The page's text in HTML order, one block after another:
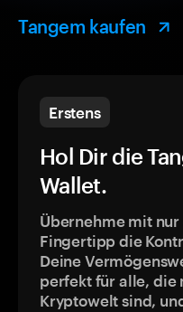
Tangem kaufen
Erstens
Hol Dir die
Wallet.
Übernehme mit nur
Fingertipp die
Deine
perfekt für alle, die
Kryptowelt sind,